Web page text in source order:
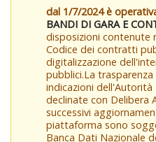
dal 1/7/2024 è
BANDI DI GARA E
disposizioni contenute
Codice dei contratti
digitalizzazione
pubblici.La
indicazioni dell'Autorità
declinate con Delibera
successivi
piattaforma sono
Banca Dati Nazionale